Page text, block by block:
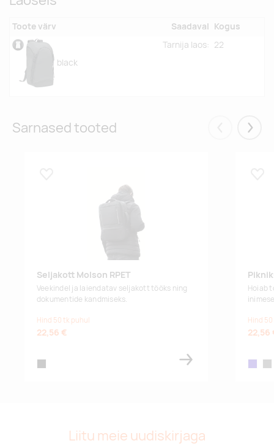
Toote värv Saadaval Kogus
black
Tarnija laos: 22
Sarnased tooted Eelmised
Seljakott Molson RPET
Veekindel ja laiendatav seljakott tööks ning
dokumentide kandmiseks.
Hind 50 tk puhul
22,56 €
Hoiab
Hind
22,56
Liitu meie uudiskirjaga